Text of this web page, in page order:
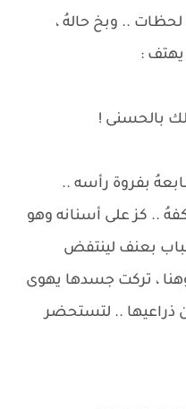
.. وبخ حالهُ ،
:
بالحسنى !
بفروة رأسه ..
.. كز على أسنانه وهو
بعنف لينتفض
، تركت جسدها يهوى
ذراعيها .. لتستحضر